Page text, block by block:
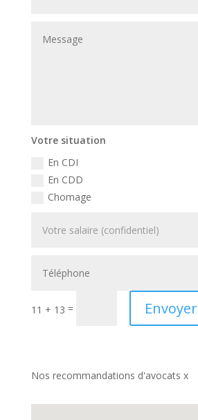
Votre situation
En CDI
En CDD
Chomage
11 + 13 = Envoyer
Nos recommandations d'avocats x